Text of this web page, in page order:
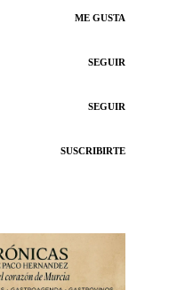
ME GUSTA
SEGUIR
SEGUIR
SUSCRIBIRTE